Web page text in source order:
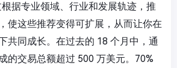
据专业领域、行业和发展轨迹，推
使这些推荐变得可扩展，从而让你在
共同成长。在过去的 18 个月中，通
的交易总额超过 500 万美元。70%